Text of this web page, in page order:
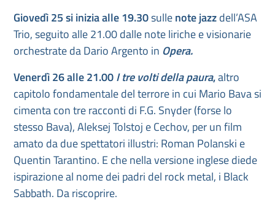
Giovedì 25 si inizia alle 19.30sullenote jazzdell’ASA
Trio, seguito alle 21.00 dalle note liriche e visionarie
orchestrate da Dario Argento in Opera.
Venerdì 26 alle 21.00I tre volti della paura,altro
capitolo fondamentale del terrore in cui Mario Bava si
cimenta con tre racconti di F.G. Snyder (forse lo
stesso Bava), Aleksej Tolstoj e Cechov, per un film
amato da due spettatori illustri: Roman Polanski e
Quentin Tarantino. E che nella versione inglese diede
ispirazione al nome dei padri del rock metal, i Black
Sabbath. Da riscoprire.